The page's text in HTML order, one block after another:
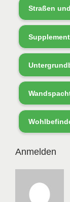
Straßen
Anmelden